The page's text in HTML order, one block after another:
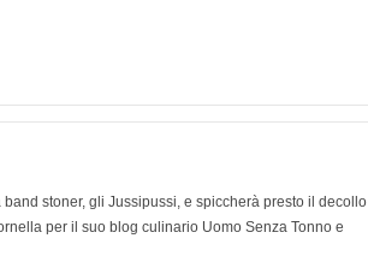
stoner, gli Jussipussi, e spiccherà presto il decollo
per il suo blog culinario Uomo Senza Tonno e